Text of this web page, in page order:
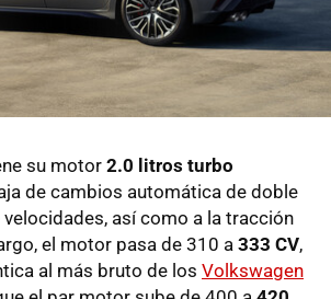
su motor 2.0 litros turbo
de cambios automática de doble
así como a la tracción
el motor pasa de 310 a 333 CV,
al más bruto de los Volkswagen